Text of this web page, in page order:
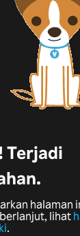
Terjadi
halaman
lihat
.